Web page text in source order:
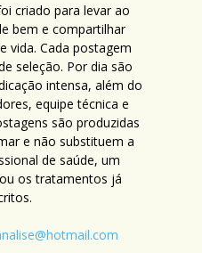
criado para levar ao
bem e compartilhar
vida. Cada postagem
seleção. Por dia são
intensa, além do
equipe técnica e
são produzidas
e não substituem a
de saúde, um
os tratamentos já